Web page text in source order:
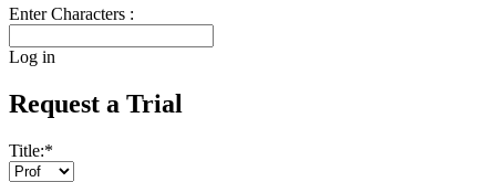
Enter Characters :
Log in
Request a Trial
Title:*